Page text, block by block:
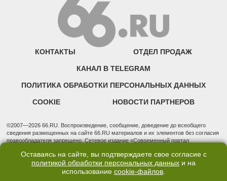
КОНТАКТЫ ОТДЕЛ ПРОДАЖ
КАНАЛ В TELEGRAM
ПОЛИТИКА ОБРАБОТКИ ПЕРСОНАЛЬНЫХ ДАННЫХ
COOKIE НОВОСТИ ПАРТНЕРОВ
©2007—2026 66.RU. Воспроизведение, сообщение, доведение до всеобщего
сведения размещенных на сайте 66.RU материалов и их элементов без согласия
правообладателя запрещено. Сетевое издание «Современный портал
надзору в сфере связи, информационных технологий и массовых коммуникаций
(Роскомнадзор). Регистрационный номер ЭЛ № ФС 77 - 76634 от 02.09.2019
Учредитель: Общество с ограниченной ответственностью "66.ру". Юридический
Оставаясь на сайте, вы подтверждаете свое согласие с
политикой обработки персональных данных и на
использование cookie-файлов.